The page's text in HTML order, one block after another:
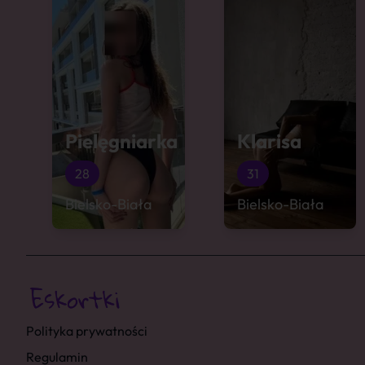
Pielęgniarka
28
Bielsko-Biała
Klarisa
31
Bielsko-Biała
Polityka prywatności
Regulamin